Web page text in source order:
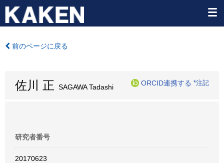
前のページに戻る
佐川 正 SAGAWA Tadashi
ORCID連携する *注記
研究者番号
20170623